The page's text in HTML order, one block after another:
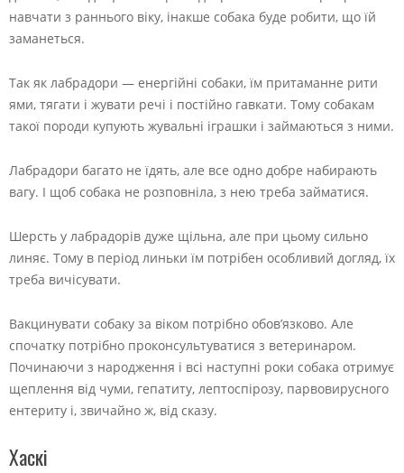
навчати з раннього віку, інакше собака буде робити, що їй
заманеться.
Так як лабрадори — енергійні собаки, їм притаманне рити
ями, тягати і жувати речі і постійно гавкати. Тому собакам
такої породи купують жувальні іграшки і займаються з ними.
Лабрадори багато не їдять, але все одно добре набирають
вагу. І щоб собака не розповніла, з нею треба займатися.
Шерсть у лабрадорів дуже щільна, але при цьому сильно
линяє. Тому в період линьки їм потрібен особливий догляд, їх
треба вичісувати.
Вакцинувати собаку за віком потрібно обов’язково. Але
спочатку потрібно проконсультуватися з ветеринаром.
Починаючи з народження і всі наступні роки собака отримує
щеплення від чуми, гепатиту, лептоспірозу, парвовирусного
ентериту і, звичайно ж, від сказу.
Хаскі